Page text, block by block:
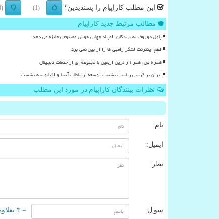
این مطلب کاراپیام را پسندیدین؟ (1)
(0)
مطالب مرتبط جدید کاراپیام
پاول دوروف به برندگان المپیاد جهانی هوش مصنوعی جایزه می دهد
قطع اینترنت لشکر زامبی ها را از بین نمی برد
همراه من، همراه زائرین اربعین با مجموعه ای از خدمات دیجیتال
ایران بر کرسی ریاست نشست توسعه ارتباطات آسیا و اقیانوسیه نشست
نظرات بینندگان کاراپیام در مورد این مطلب
نام:
ایمیل:
نظر:
سوال: = ۳ بعلاوه ۴